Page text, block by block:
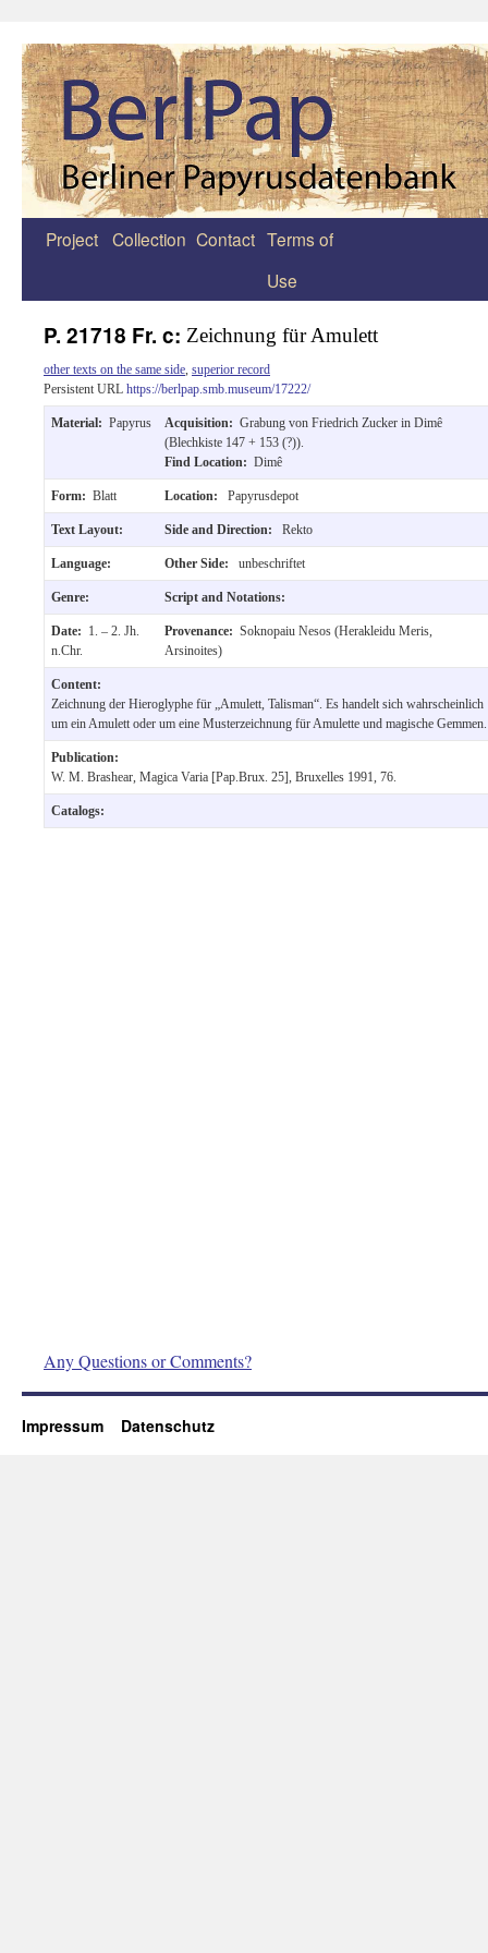
Zum
Project Collection Contact Terms of
Use
P. 21718 Fr. c: Zeichnung für Amulett
other texts on the same side superior record
Persistent URL https://berlpap.smb.museum/17222/
Material: Papyrus Acquisition: Grabung von Friedrich Zucker in Dimê
(Blechkiste 147 + 153 (?)).
Find Location: Dimê
Form: Blatt Location: Papyrusdepot
Text Layout: Side and Direction: Rekto
Language: Other Side: unbeschriftet
Genre: Script and Notations:
Date: 1. – 2. Jh.
n.Chr.
Provenance: Soknopaiu Nesos (Herakleidu Meris,
Arsinoites)
Content:
Zeichnung der Hieroglyphe für „Amulett, Talisman“. Es handelt sich wahrscheinlich
um ein Amulett oder um eine Musterzeichnung für Amulette und magische Gemmen.
Publication:
W. M. Brashear, Magica Varia [Pap.Brux. 25], Bruxelles 1991, 76.
Catalogs:
Any Questions or Comments?
Impressum Datenschutz